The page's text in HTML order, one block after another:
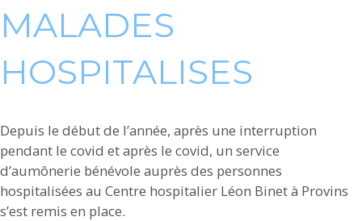
MALADES
HOSPITALISES
Depuis le début de l’année, après une interruption
pendant le covid et après le covid, un service
d’aumônerie bénévole auprès des personnes
hospitalisées au Centre hospitalier Léon Binet à Provins
s’est remis en place.